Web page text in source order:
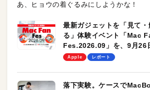
あ、ヒョウの着ぐるみにしようかな！
最新ガジェットを「見て
る」体験イベント「Mac
Fes.2026.09」を、9月26
します！
Apple レポート
落下実験。ケースで